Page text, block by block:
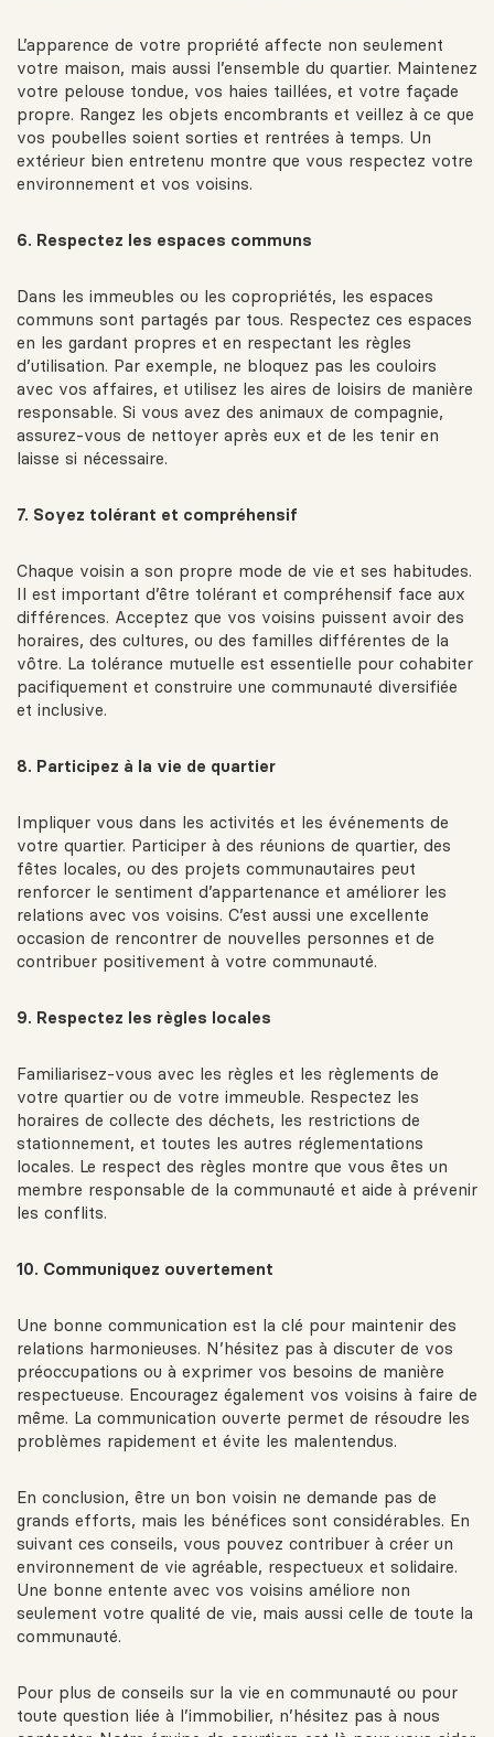
L’apparence de votre propriété affecte non seulement
votre maison, mais aussi l’ensemble du quartier. Maintenez
votre pelouse tondue, vos haies taillées, et votre façade
propre. Rangez les objets encombrants et veillez à ce que
vos poubelles soient sorties et rentrées à temps. Un
extérieur bien entretenu montre que vous respectez votre
environnement et vos voisins.
6. Respectez les espaces communs
Dans les immeubles ou les copropriétés, les espaces
communs sont partagés par tous. Respectez ces espaces
en les gardant propres et en respectant les règles
d’utilisation. Par exemple, ne bloquez pas les couloirs
avec vos affaires, et utilisez les aires de loisirs de manière
responsable. Si vous avez des animaux de compagnie,
assurez-vous de nettoyer après eux et de les tenir en
laisse si nécessaire.
7. Soyez tolérant et compréhensif
Chaque voisin a son propre mode de vie et ses habitudes.
Il est important d’être tolérant et compréhensif face aux
différences. Acceptez que vos voisins puissent avoir des
horaires, des cultures, ou des familles différentes de la
vôtre. La tolérance mutuelle est essentielle pour cohabiter
pacifiquement et construire une communauté diversifiée
et inclusive.
8. Participez à la vie de quartier
Impliquer vous dans les activités et les événements de
votre quartier. Participer à des réunions de quartier, des
fêtes locales, ou des projets communautaires peut
renforcer le sentiment d’appartenance et améliorer les
relations avec vos voisins. C’est aussi une excellente
occasion de rencontrer de nouvelles personnes et de
contribuer positivement à votre communauté.
9. Respectez les règles locales
Familiarisez-vous avec les règles et les règlements de
votre quartier ou de votre immeuble. Respectez les
horaires de collecte des déchets, les restrictions de
stationnement, et toutes les autres réglementations
locales. Le respect des règles montre que vous êtes un
membre responsable de la communauté et aide à prévenir
les conflits.
10. Communiquez ouvertement
Une bonne communication est la clé pour maintenir des
relations harmonieuses. N’hésitez pas à discuter de vos
préoccupations ou à exprimer vos besoins de manière
respectueuse. Encouragez également vos voisins à faire de
même. La communication ouverte permet de résoudre les
problèmes rapidement et évite les malentendus.
En conclusion, être un bon voisin ne demande pas de
grands efforts, mais les bénéfices sont considérables. En
suivant ces conseils, vous pouvez contribuer à créer un
environnement de vie agréable, respectueux et solidaire.
Une bonne entente avec vos voisins améliore non
seulement votre qualité de vie, mais aussi celle de toute la
communauté.
Pour plus de conseils sur la vie en communauté ou pour
toute question liée à l’immobilier, n’hésitez pas à nous